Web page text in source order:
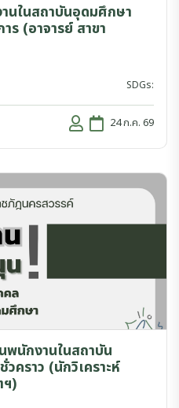
นในสถาบันอุดมศึกษา
ร (อาจารย์ สาขา
SDGs:
24 ก.ค. 69
พนักงานในสถาบัน
คราว (นักวิเคราะห์
ฯ)